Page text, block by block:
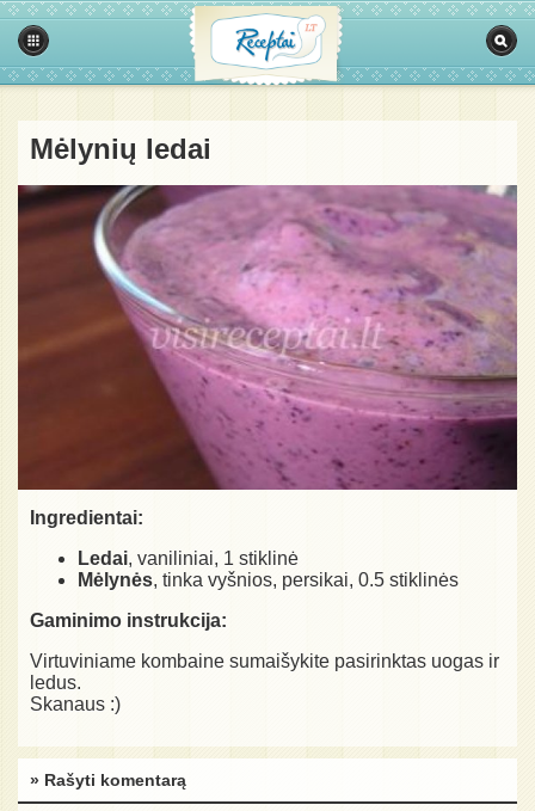
Mėlynių ledai
Ingredientai:
Ledai, vaniliniai, 1 stiklinė
Mėlynės, tinka vyšnios, persikai, 0.5 stiklinės
Gaminimo instrukcija:
Virtuviniame kombaine sumaišykite pasirinktas uogas ir
ledus.
Skanaus :)
» Rašyti komentarą